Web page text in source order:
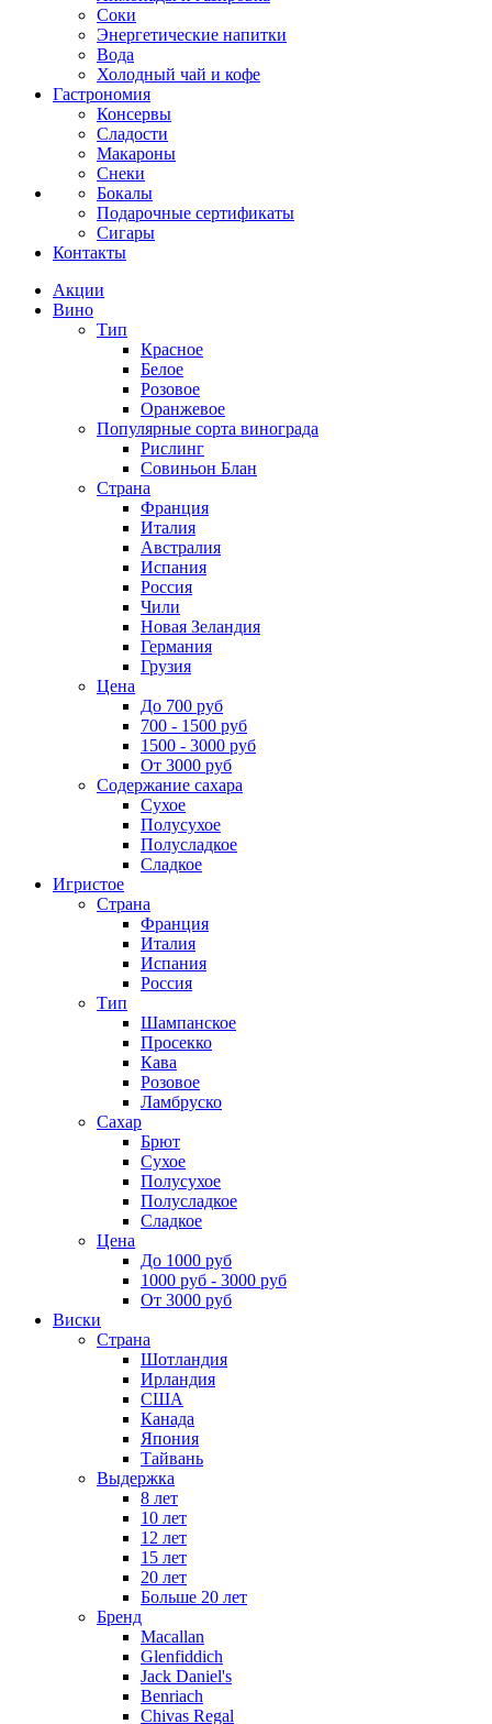
Соки
Энергетические напитки
Вода
Холодный чай и кофе
Гастрономия
Консервы
Сладости
Макароны
Снеки
Бокалы
Подарочные сертификаты
Сигары
Контакты
Акции
Вино
Тип
Красное
Белое
Розовое
Оранжевое
Популярные сорта винограда
Рислинг
Совиньон Блан
Страна
Франция
Италия
Австралия
Испания
Россия
Чили
Новая Зеландия
Германия
Грузия
Цена
До 700 руб
700 - 1500 руб
1500 - 3000 руб
От 3000 руб
Содержание сахара
Сухое
Полусухое
Полусладкое
Сладкое
Игристое
Страна
Франция
Италия
Испания
Россия
Тип
Шампанское
Просекко
Кава
Розовое
Ламбруско
Сахар
Брют
Сухое
Полусухое
Полусладкое
Сладкое
Цена
До 1000 руб
1000 руб - 3000 руб
От 3000 руб
Виски
Страна
Шотландия
Ирландия
США
Канада
Япония
Тайвань
Выдержка
8 лет
10 лет
12 лет
15 лет
20 лет
Больше 20 лет
Бренд
Macallan
Glenfiddich
Jack Daniel's
Benriach
Chivas Regal